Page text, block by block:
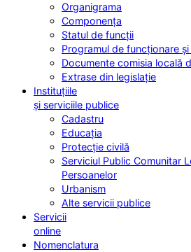
Organigrama
Componența
Statul de funcții
Programul de funcționare
Documente comisia locală
Extrase din legislație
Instituțiile
și serviciile publice
Cadastru
Educația
Protecție civilă
Serviciul Public Comunitar
Persoanelor
Urbanism
Alte servicii publice
Servicii
online
Nomenclatura